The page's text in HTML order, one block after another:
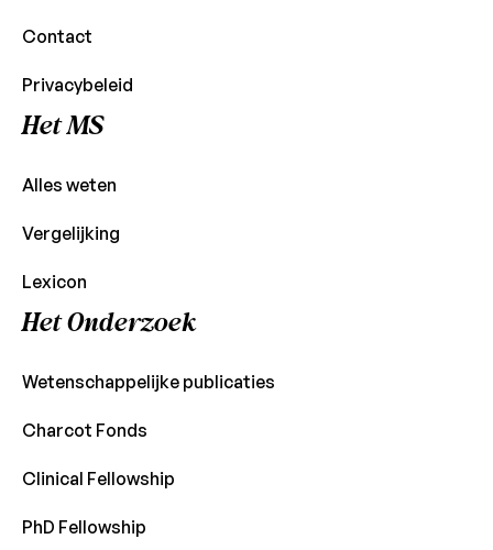
Contact
Privacybeleid
Het MS
Alles weten
Vergelijking
Lexicon
Het Onderzoek
Wetenschappelijke publicaties
Charcot Fonds
Clinical Fellowship
PhD Fellowship